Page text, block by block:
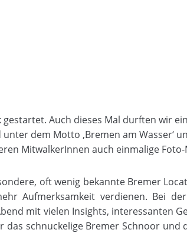
Auch dieses Mal durften wir
unter dem Motto ‚Bremen am
MitwalkerInnen auch einmalige
oft wenig bekannte Bremer
Aufmerksamkeit verdienen. Bei
mit vielen Insights, interessanten
das schnuckelige BremerSchnoor und